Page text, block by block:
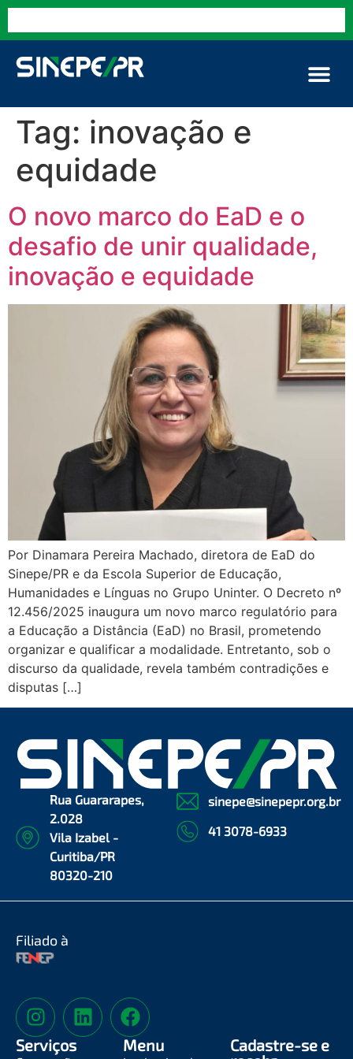
Tag: inovação e
equidade
O novo marco do EaD e o
desafio de unir qualidade,
inovação e equidade
Por Dinamara Pereira Machado, diretora de EaD do
Sinepe/PR e da Escola Superior de Educação,
Humanidades e Línguas no Grupo Uninter. O Decreto nº
12.456/2025 inaugura um novo marco regulatório para
a Educação a Distância (EaD) no Brasil, prometendo
organizar e qualificar a modalidade. Entretanto, sob o
discurso da qualidade, revela também contradições e
disputas […]
Rua Guararapes,
2.028
Vila Izabel -
Curitiba/PR
80320-210
sinepe@sinepepr.org.br
41 3078-6933
Filiado à
Serviços Menu
Cadastre-se e